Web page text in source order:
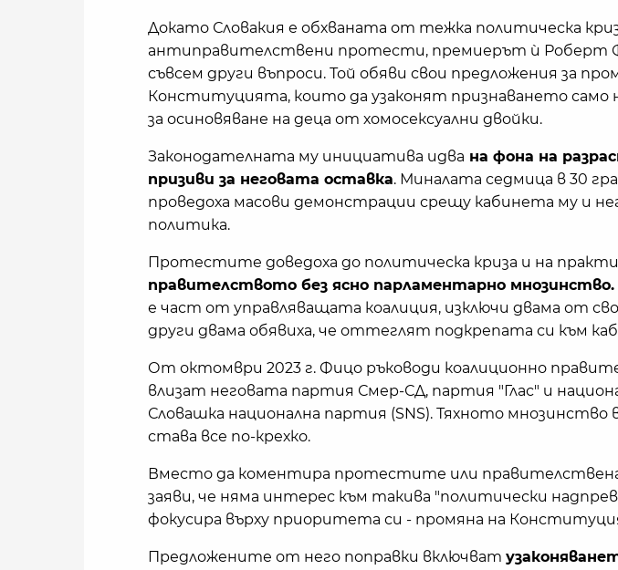
Докато Словакия е обхваната от тежка политическа
антиправителствени протести, премиерът ѝ Роберт
съвсем други въпроси. Той обяви свои предложения за
Конституцията, които да узаконят признаването само
за осиновяване на деца от хомосексуални двойки.
Законодателната му инициатива идва на фона на
призиви за неговата оставка. Миналата седмица в 30
проведоха масови демонстрации срещу кабинета му и
политика.
Протестите доведоха до политическа криза и на
правителството без ясно парламентарно мнозинство.
е част от управляващата коалиция, изключи двама от
други двама обявиха, че оттеглят подкрепата си към
От октомври 2023 г. Фицо ръководи коалиционно
влизат неговата партия Смер-СД, партия "Глас" и
Словашка национална партия (SNS). Тяхното мнозинство
става все по-крехко.
Вместо да коментира протестите или
заяви, че няма интерес към такива "политически
фокусира върху приоритета си - промяна на
Предложените от него поправки включват